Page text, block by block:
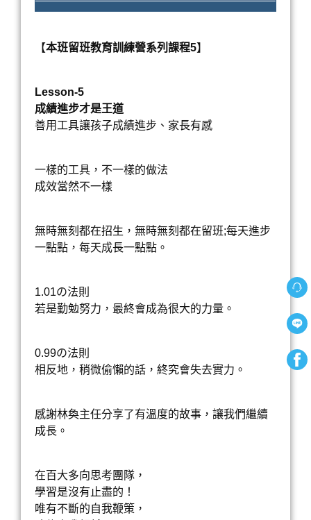
【本班留班教育訓練營系列課程5】
Lesson-5
成績進步才是王道
善用工具讓孩子成績進步、家長有感
一樣的工具，不一樣的做法
成效當然不一樣
無時無刻都在招生，無時無刻都在留班;每天進步
一點點，每天成長一點點。
1.01の法則
若是勤勉努力，最終會成為很大的力量。
0.99の法則
相反地，稍微偷懶的話，終究會失去實力。
感謝林奐主任分享了有溫度的故事，讓我們繼續
成長。
在百大多向思考團隊，
學習是沒有止盡的！
唯有不斷的自我鞭策，